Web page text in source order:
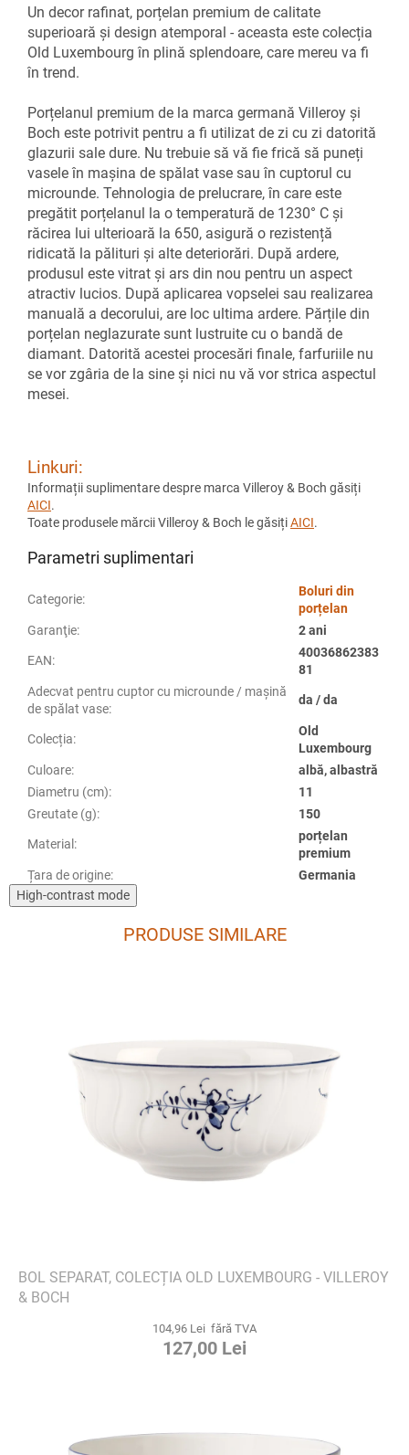
Un decor rafinat, porțelan premium de calitate
superioară și design atemporal - aceasta este colecția
Old Luxembourg în plină splendoare, care mereu va fi
în trend.
Porțelanul premium de la marca germană Villeroy și
Boch este potrivit pentru a fi utilizat de zi cu zi datorită
glazurii sale dure. Nu trebuie să vă fie frică să puneți
vasele în mașina de spălat vase sau în cuptorul cu
microunde. Tehnologia de prelucrare, în care este
pregătit porțelanul la o temperatură de 1230° C și
răcirea lui ulterioară la 650, asigură o rezistență
ridicată la pălituri și alte deteriorări. După ardere,
produsul este vitrat și ars din nou pentru un aspect
atractiv lucios. După aplicarea vopselei sau realizarea
manuală a decorului, are loc ultima ardere. Părțile din
porțelan neglazurate sunt lustruite cu o bandă de
diamant. Datorită acestei procesări finale, farfuriile nu
se vor zgâria de la sine și nici nu vă vor strica aspectul
mesei.
Linkuri:
Informații suplimentare despre marca Villeroy & Boch găsiți
AICI.
Toate produsele mărcii Villeroy & Boch le găsițiAICI.
Parametri suplimentari
Categorie:
Boluri din
porțelan
Garanţie: 2 ani
EAN:
40036862383
81
Adecvat pentru cuptor cu microunde / mașină
de spălat vase:
da / da
Colecția:
Old
Luxembourg
Culoare:
albă, albastră
Diametru (cm):
11
Greutate (g): 150
Material :
porțelan
premium
Țara de origine:
Germania
High-contrast mode
PRODUSE SIMILARE
BOL SEPARAT, COLECȚIA OLD LUXEMBOURG - VILLEROY
& BOCH
104,96 Lei fără TVA
127,00 Lei